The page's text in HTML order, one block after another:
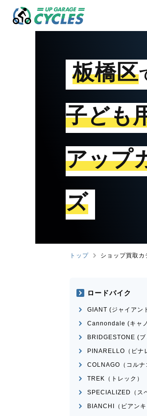
板橋区
子ども
アップ
ズ
トップ ショップ買取カ
こども用自転車
玉越工業
JUNIOR 5th
ロードバイク
GIANT (ジャイアン
Cannondale (キャ
BRIDGESTONE (
PINARELLO（ピナ
COLNAGO（コルナ
TREK（トレック）
SPECIALIZED（ス
BIANCHI（ビアンキ